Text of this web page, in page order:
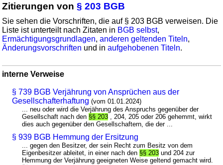
Zitierungen von§ 203 BGB
Sie sehen die Vorschriften, die auf § 203 BGB verweisen. Die
Liste ist unterteilt nach Zitaten in BGB selbst,
Ermächtigungsgrundlagen,anderen geltenden Titeln,
Änderungsvorschriften und inaufgehobenen Titeln.
interne Verweise
§ 739 BGB Verjährung von Ansprüchen aus der
Gesellschafterhaftung (vom 01.01.2024)
... neu oder wird die Verjährung des Anspruchs gegenüber der
Gesellschaft nach den §§ 203 , 204, 205 oder 206 gehemmt, wirkt
dies auch gegenüber den Gesellschaftern, die der ...
§ 939 BGB Hemmung der Ersitzung
... gegen den Besitzer, der sein Recht zum Besitz von dem
Eigenbesitzer ableitet, in einer nach den §§ 203 und 204 zur
Hemmung der Verjährung geeigneten Weise geltend gemacht wird.